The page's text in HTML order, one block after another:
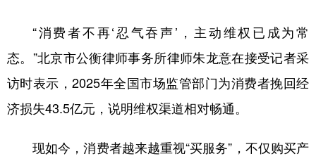
“消费者不再‘忍气吞声’，主动维权已成为常
态。”北京市公衡律师事务所律师朱龙意在接受记者采
访时表示，2025年全国市场监管部门为消费者挽回经
济损失43.5亿元，说明维权渠道相对畅通。
现如今，消费者越来越重视“买服务”，不仅购买产